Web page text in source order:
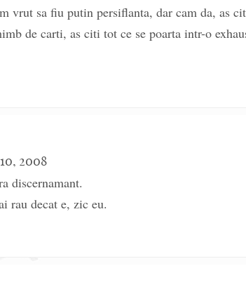
vrut sa fiu putin persiflanta, dar cam da, as
de carti, as citi tot ce se poarta intr-o
2008
discernamant.
rau decat e, zic eu.